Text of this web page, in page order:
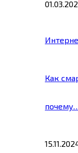
Как